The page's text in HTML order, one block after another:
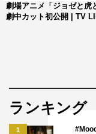
劇場アニメ「ジョゼと虎
劇中カット初公開 | TV
ランキング
1